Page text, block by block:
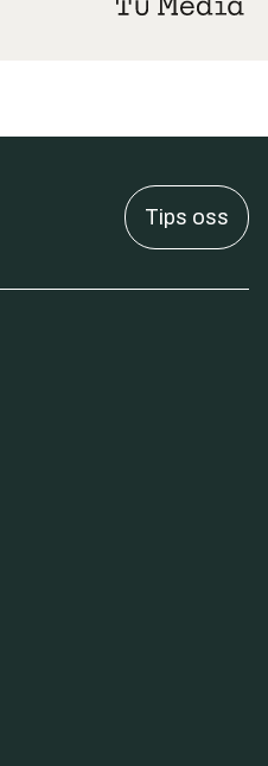
Tips oss